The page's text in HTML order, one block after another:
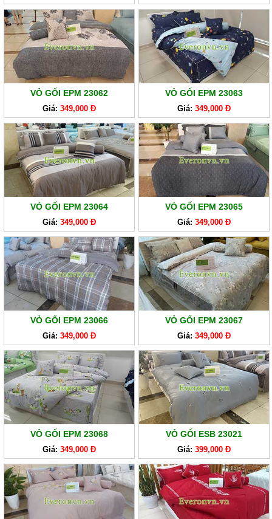
VỎ GỐI EPM 23062
Giá: 349,000 Đ
VỎ GỐI EPM 23063
Giá: 349,000 Đ
VỎ GỐI EPM 23064
Giá: 349,000 Đ
VỎ GỐI EPM 23065
Giá: 349,000 Đ
VỎ GỐI EPM 23066
Giá: 349,000 Đ
VỎ GỐI EPM 23067
Giá: 349,000 Đ
VỎ GỐI EPM 23068
Giá: 349,000 Đ
VỎ GỐI ESB 23021
Giá: 399,000 Đ